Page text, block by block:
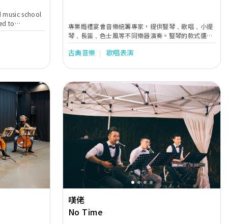
music school
to
society.
memorable
your
with live
專業婚禮宴會音樂統籌專家，提供豎琴﹑歌唱﹑小提
琴﹑長笛﹑色士風等不同樂器演奏。豎琴的款式選擇
居多，能因應不同場合的需要配搭不同的豎琴，為你
的婚禮伴隨最完美的奏樂。想了解詳情，歡迎
www.artscity.com.hk查詢。
古典音樂 歌唱表演
Next Previous Next
嘆佬
No Time